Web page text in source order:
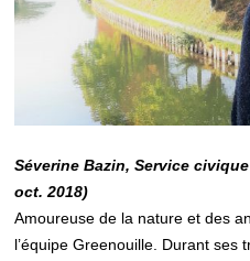
Séverine Bazin, Service
oct. 2018)
Amoureuse de la nature et des
l’équipe Greenouille. Durant ses